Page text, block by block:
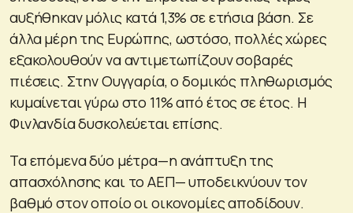
αυξήθηκαν μόλις κατά 1,3% σε ετήσια βάση. Σε
άλλα μέρη της Ευρώπης, ωστόσο, πολλές χώρες
εξακολουθούν να αντιμετωπίζουν σοβαρές
πιέσεις. Στην Ουγγαρία, ο δομικός πληθωρισμός
κυμαίνεται γύρω στο 11% από έτος σε έτος. Η
Φινλανδία δυσκολεύεται επίσης.
Τα επόμενα δύο μέτρα—η ανάπτυξη της
απασχόλησης και το ΑΕΠ— υποδεικνύουν τον
βαθμό στον οποίο οι οικονομίες αποδίδουν.